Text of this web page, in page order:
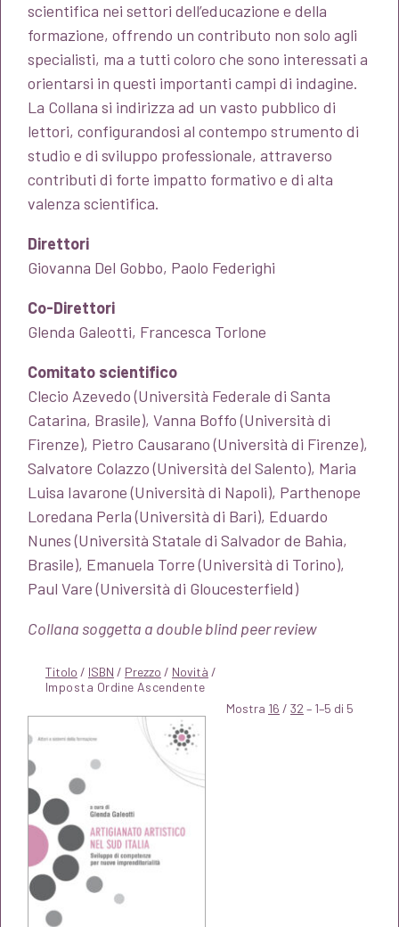
scientifica nei settori dell’educazione e della
formazione, offrendo un contributo non solo agli
specialisti, ma a tutti coloro che sono interessati a
orientarsi in questi importanti campi di indagine.
La Collana si indirizza ad un vasto pubblico di
lettori, configurandosi al contempo strumento di
studio e di sviluppo professionale, attraverso
contributi di forte impatto formativo e di alta
valenza scientifica.
Direttori
Giovanna Del Gobbo, Paolo Federighi
Co-Direttori
Glenda Galeotti, Francesca Torlone
Comitato scientifico
Clecio Azevedo (Università Federale di Santa
Catarina, Brasile), Vanna Boffo (Università di
Firenze), Pietro Causarano (Università di Firenze),
Salvatore Colazzo (Università del Salento), Maria
Luisa Iavarone (Università di Napoli), Parthenope
Loredana Perla (Università di Bari), Eduardo
Nunes (Università Statale di Salvador de Bahia,
Brasile), Emanuela Torre (Università di Torino),
Paul Vare (Università di Gloucesterfield)
Collana soggetta a double blind peer review
Titolo / ISBN / Prezzo / Novità /
Mostra 16 / 32 – 1–5 di 5